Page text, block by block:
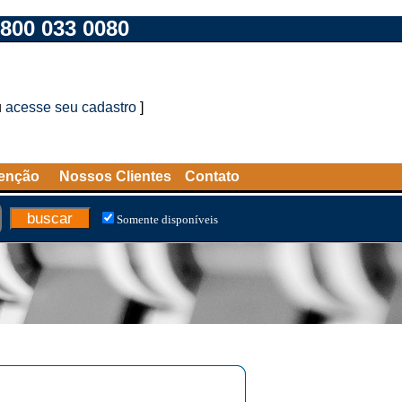
033 0080
acesse seu cadastro ]
Nossos Clientes Contato
Somente disponíveis